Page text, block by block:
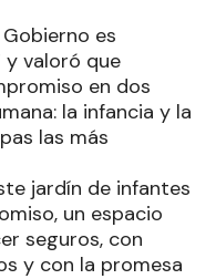
es
y valoró que
en dos
la infancia y la
las más
jardín de infantes
un espacio
seguros, con
y con la promesa